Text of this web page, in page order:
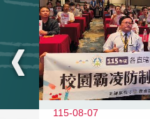
115-08-07